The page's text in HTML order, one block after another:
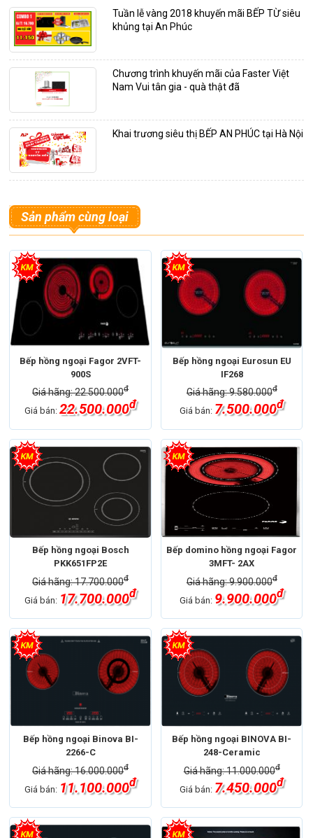
Tuần lễ vàng 2018 khuyến mãi BẾP TỪ siêu
khủng tại An Phúc
Chương trình khuyến mãi của Faster Việt
Nam Vui tân gia - quà thật đã
Khai trương siêu thị BẾP AN PHÚC tại Hà Nội
Sản phẩm cùng loại
Bếp hồng ngoại Fagor 2VFT-
900S
Giá hãng: 22.500.000đ
Giá bán:22.500.000đ
Bếp hồng ngoại Eurosun EU
IF268
Giá hãng: 9.580.000đ
Giá bán: 7.500.000đ
Bếp hồng ngoại Bosch
PKK651FP2E
Giá hãng: 17.700.000đ
Giá bán: 17.700.000đ
Bếp domino hồng ngoại Fagor
3MFT- 2AX
Giá hãng: 9.900.000đ
Giá bán: 9.900.000đ
Bếp hồng ngoại Binova BI-
2266-C
Giá hãng: 16.000.000đ
Giá bán: 11.100.000đ
Bếp hồng ngoại BINOVA BI-
248-Ceramic
Giá hãng: 11.000.000đ
Giá bán: 7.450.000đ